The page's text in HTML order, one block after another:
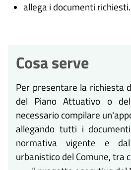
allega i documenti richiesti.
Cosa serve
Per presentare la richiesta
del Piano Attuativo o
necessario compilare
allegando tutti i
normativa vigente e
urbanistico del Comune, tra